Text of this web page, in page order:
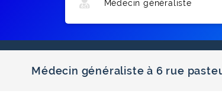
Médecin généraliste à 6 rue